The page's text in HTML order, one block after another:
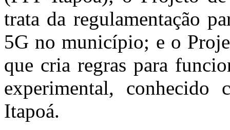
trata da regulamentação
5G no município; e o
que cria regras para
experimental, conhecido
Itapoá.